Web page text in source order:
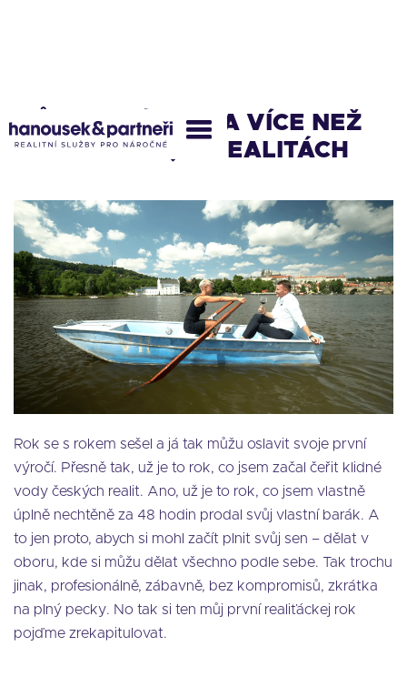
MŮJ PRVNÍ ROK (A VÍCE NEŽ
130 MILIONŮ) V REALITÁCH
Rok se s rokem sešel a já tak můžu oslavit svoje první
výročí. Přesně tak, už je to rok, co jsem začal čeřit klidné
vody českých realit. Ano, už je to rok, co jsem vlastně
úplně nechtěně za 48 hodin prodal svůj vlastní barák. A
to jen proto, abych si mohl začít plnit svůj sen – dělat v
oboru, kde si můžu dělat všechno podle sebe. Tak trochu
jinak, profesionálně, zábavně, bez kompromisů, zkrátka
na plný pecky. No tak si ten můj první realiťáckej rok
pojďme zrekapitulovat.